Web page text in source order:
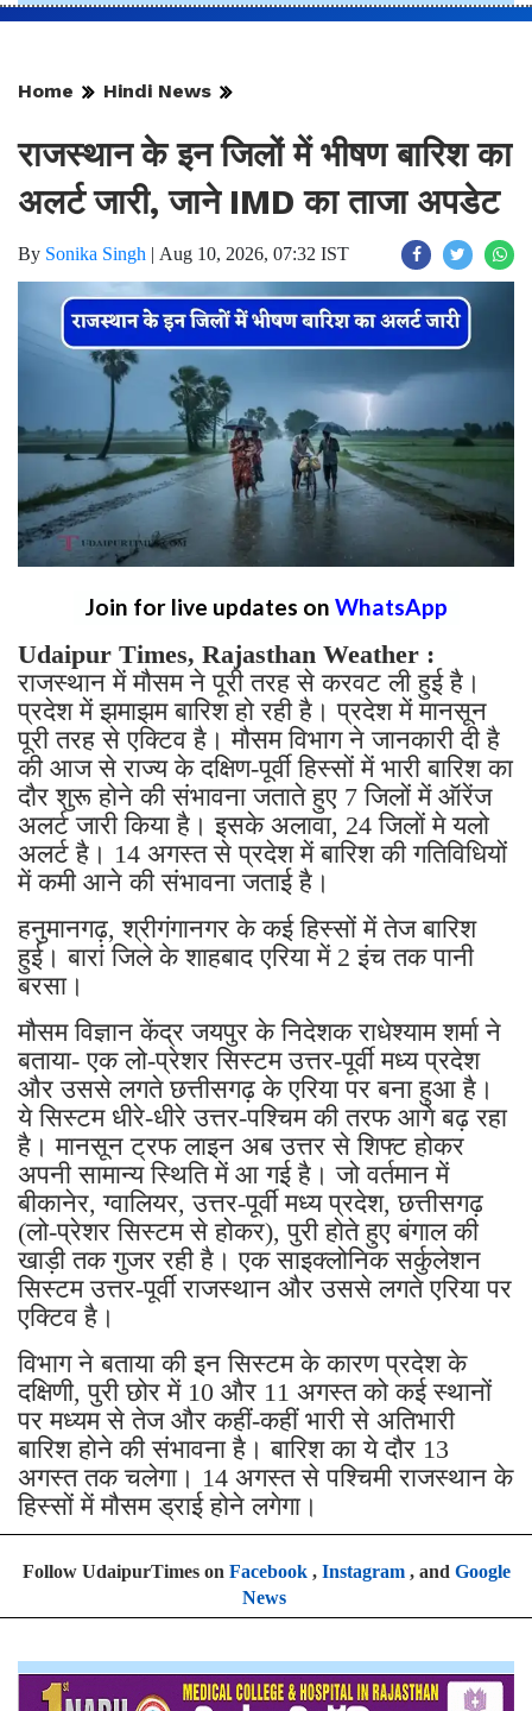
Home Hindi News
राजस्थान के इन जिलों में भीषण बारिश का
अलर्ट जारी, जाने IMD का ताजा अपडेट ​​​​​​​
By Sonika Singh | Aug 10, 2026, 07:32 IST
Join for live updates on WhatsApp
Udaipur Times, Rajasthan Weather :
राजस्थान में मौसम ने पूरी तरह से करवट ली हुई है।
प्रदेश में झमाझम बारिश हो रही है। प्रदेश में मानसून
पूरी तरह से एक्टिव है। मौसम विभाग ने जानकारी दी है
की आज से राज्य के दक्षिण-पूर्वी हिस्सों में भारी बारिश का
दौर शुरू होने की संभावना जताते हुए 7 जिलों में ऑरेंज
अलर्ट जारी किया है। इसके अलावा, 24 जिलों मे यलो
अलर्ट है। 14 अगस्त से प्रदेश में बारिश की गतिविधियों
में कमी आने की संभावना जताई है।
हनुमानगढ़, श्रीगंगानगर के कई हिस्सों में तेज बारिश
हुई। बारां जिले के शाहबाद एरिया में 2 इंच तक पानी
बरसा।
मौसम विज्ञान केंद्र जयपुर के निदेशक राधेश्याम शर्मा ने
बताया- एक लो-प्रेशर सिस्टम उत्तर-पूर्वी मध्य प्रदेश
और उससे लगते छत्तीसगढ़ के एरिया पर बना हुआ है।
ये सिस्टम धीरे-धीरे उत्तर-पश्चिम की तरफ आगे बढ़ रहा
है। मानसून ट्रफ लाइन अब उत्तर से शिफ्ट होकर
अपनी सामान्य स्थिति में आ गई है। जो वर्तमान में
बीकानेर, ग्वालियर, उत्तर-पूर्वी मध्य प्रदेश, छत्तीसगढ़
(लो-प्रेशर सिस्टम से होकर), पुरी होते हुए बंगाल की
खाड़ी तक गुजर रही है। एक साइक्लोनिक सर्कुलेशन
सिस्टम उत्तर-पूर्वी राजस्थान और उससे लगते एरिया पर
एक्टिव है।
विभाग ने बताया की इन सिस्टम के कारण प्रदेश के
दक्षिणी, पुरी छोर में 10 और 11 अगस्त को कई स्थानों
पर मध्यम से तेज और कहीं-कहीं भारी से अतिभारी
बारिश होने की संभावना है। बारिश का ये दौर 13
अगस्त तक चलेगा। 14 अगस्त से पश्चिमी राजस्थान के
हिस्सों में मौसम ड्राई होने लगेगा।
Follow UdaipurTimes on Facebook, Instagram, and Google
News